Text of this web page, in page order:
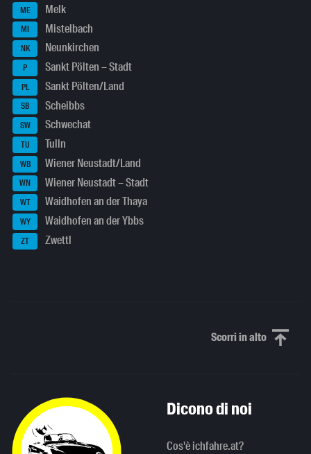
ME Melk
MI Mistelbach
NK Neunkirchen
P Sankt Pölten – Stadt
PL Sankt Pölten/Land
SB Scheibbs
SW Schwechat
TU Tulln
WB Wiener Neustadt/Land
WN Wiener Neustadt – Stadt
WT Waidhofen an der Thaya
WY Waidhofen an der Ybbs
ZT Zwettl
Scorri in altoScorri in alto
Dicono di noi
Cos'è ichfahre.at?